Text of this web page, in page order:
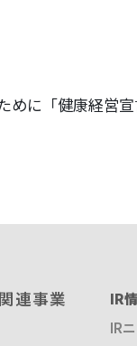
介
に「健康経営宣
連事業
IR
IR